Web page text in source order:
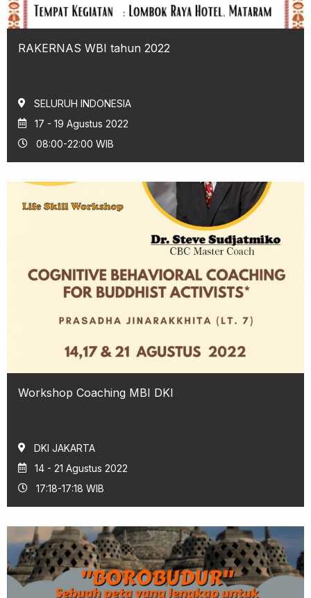
RAKERNAS WBI tahun 2022
SELURUH INDONESIA
17 - 19 Agustus 2022
08:00-22:00 WIB
Workshop Coaching MBI DKI
DKI JAKARTA
14 - 21 Agustus 2022
17:18-17:18 WIB